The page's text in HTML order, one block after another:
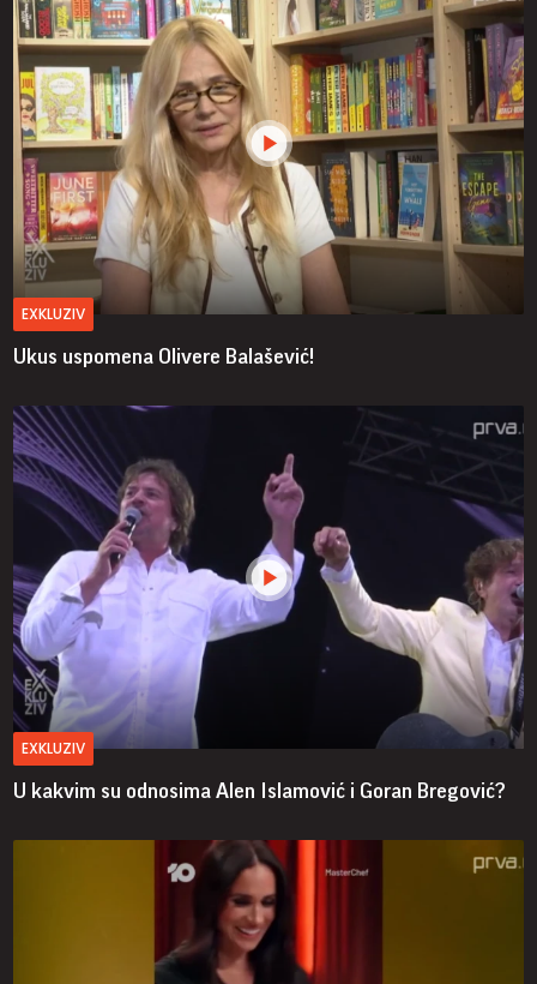
EXKLUZIV
Ukus uspomena Olivere Balašević!
EXKLUZIV
U kakvim su odnosima Alen Islamović i Goran Bregović?